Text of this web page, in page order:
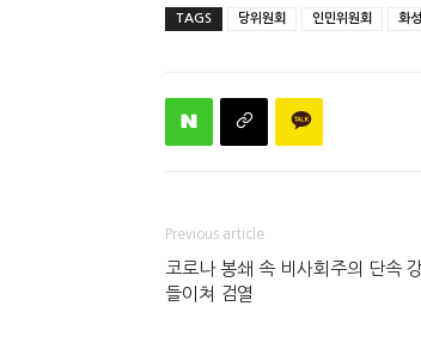
TAGS 당위원회 인민위원회 화
Previous article
코로나 봉쇄 속 비사회주의 단속
들이쳐 검열